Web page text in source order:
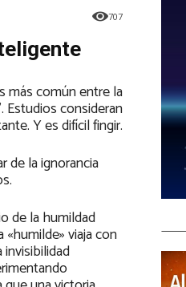
707
más común entre la
Estudios consideran
Y es difícil fingir.
de la ignorancia
de la humildad
viaja con